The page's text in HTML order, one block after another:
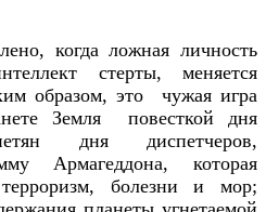
когда ложная личность
стерты, меняется
образом, это чужая игра
Земля повесткой дня
дня диспетчеров,
Армагеддона, которая
болезни и мор;